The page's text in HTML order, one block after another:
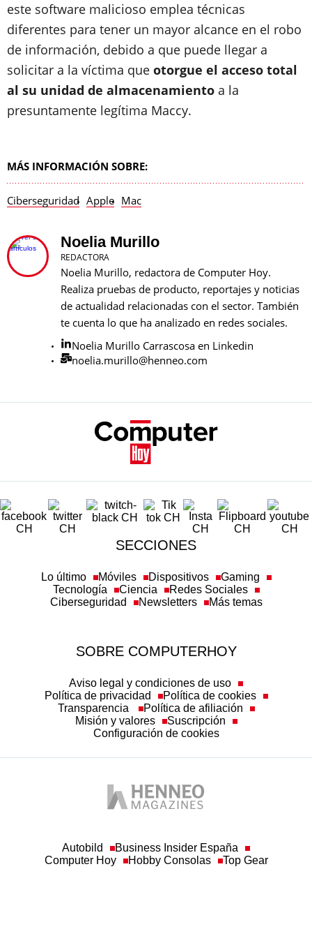
este software malicioso emplea técnicas
diferentes para tener un mayor alcance en el robo
de información, debido a que puede llegar a
solicitar a la víctima que otorgue el acceso total
al su unidad de almacenamiento a la
presuntamente legítima Maccy.
MÁS INFORMACIÓN SOBRE:
Ciberseguridad Apple Mac
Noelia Murillo
REDACTORA
Noelia Murillo, redactora de Computer Hoy.
Realiza pruebas de producto, reportajes y noticias
de actualidad relacionadas con el sector. También
te cuenta lo que ha analizado en redes sociales.
Noelia Murillo Carrascosa en Linkedin
noelia.murillo@henneo.com
SECCIONES
Lo último Móviles Dispositivos
Gaming
Tecnología
Ciencia
Redes Sociales
Ciberseguridad
Newsletters Más temas
SOBRE COMPUTERHOY
Aviso legal y condiciones de uso
Política de privacidad
Política de cookies
Transparencia
Política de afiliación
Misión y valores
Suscripción
Configuración de cookies
Autobild
Business Insider España
Computer Hoy
Hobby Consolas Top Gear